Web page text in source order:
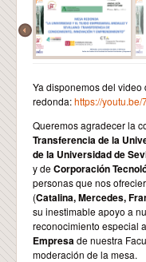
Ya disponemos del video
redonda:https://
Queremos agradecer la
Transferencia de la
de la Universidad de
y deCorporación
personas que nos
(Catalina, Mercedes,
su inestimable apoyo a
reconocimiento especial
Empresade nuestra
moderación de la mesa.